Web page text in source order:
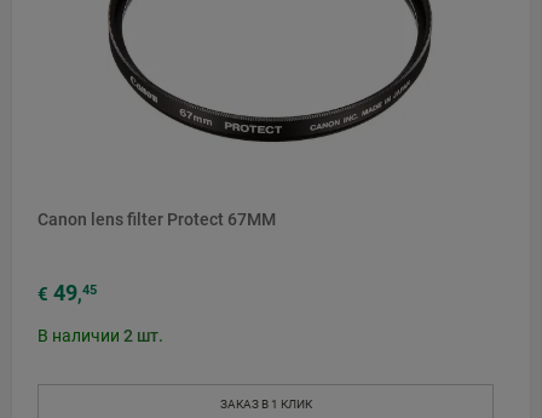
Canon lens filter Protect 67MM
€ 49,45
В наличии 2 шт.
ЗАКАЗ В 1 КЛИК